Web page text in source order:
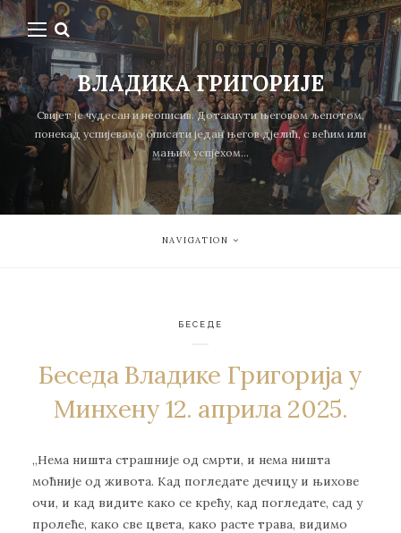
ВЛАДИКА ГРИГОРИЈЕ
Свијет је чудесан и неописив. Дотакнути његовом љепотом,
понекад успијевамо описати један његов дјелић, с већим или
мањим успјехом...
NAVIGATION
БЕСЕДЕ
Беседа Владике Григорија у
Минхену 12. априла 2025.
„Нема ништа страшније од смрти, и нема ништа
моћније од живота. Кад погледате дечицу и њихове
очи, и кад видите како се крећу, кад погледате, сад у
пролеће, како све цвета, како расте трава, видимо